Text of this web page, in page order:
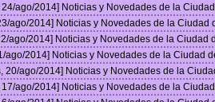
24/ago/2014] Noticias y Novedades de la
ago/2014] Noticias y Novedades de la Ciudad
ago/2014] Noticias y Novedades de la Ciudad
ago/2014] Noticias y Novedades de la Ciudad
20/ago/2014] Noticias y Novedades de la
17/ago/2014] Noticias y Novedades de la